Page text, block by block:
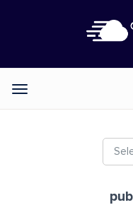
Categories